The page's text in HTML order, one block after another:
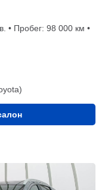
• Пробег: 98 000 км •